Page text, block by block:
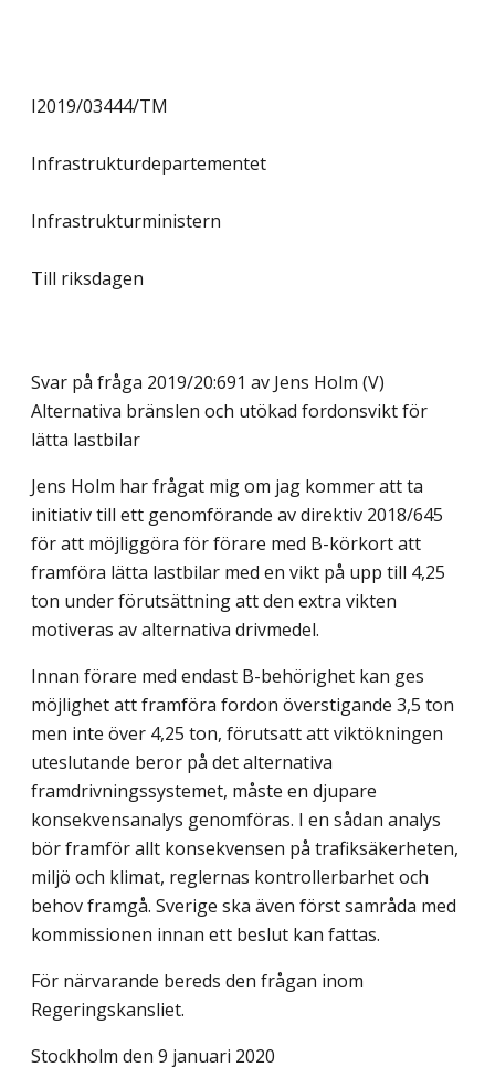
I2019/03444/TM
Infrastrukturdepartementet
Infrastrukturministern
Till riksdagen
Svar på fråga 2019/20:691 av Jens Holm (V)
Alternativa bränslen och utökad fordonsvikt för
lätta lastbilar
Jens Holm har frågat mig om jag kommer att ta
initiativ till ett genomförande av direktiv 2018/645
för att möjliggöra för förare med B-körkort att
framföra lätta lastbilar med en vikt på upp till 4,25
ton under förutsättning att den extra vikten
motiveras av alternativa drivmedel.
Innan förare med endast B-behörighet kan ges
möjlighet att framföra fordon överstigande 3,5 ton
men inte över 4,25 ton, förutsatt att viktökningen
uteslutande beror på det alternativa
framdrivningssystemet, måste en djupare
konsekvensanalys genomföras. I en sådan analys
bör framför allt konsekvensen på trafiksäkerheten,
miljö och klimat, reglernas kontrollerbarhet och
behov framgå. Sverige ska även först samråda med
kommissionen innan ett beslut kan fattas.
För närvarande bereds den frågan inom
Regeringskansliet.
Stockholm den 9 januari 2020